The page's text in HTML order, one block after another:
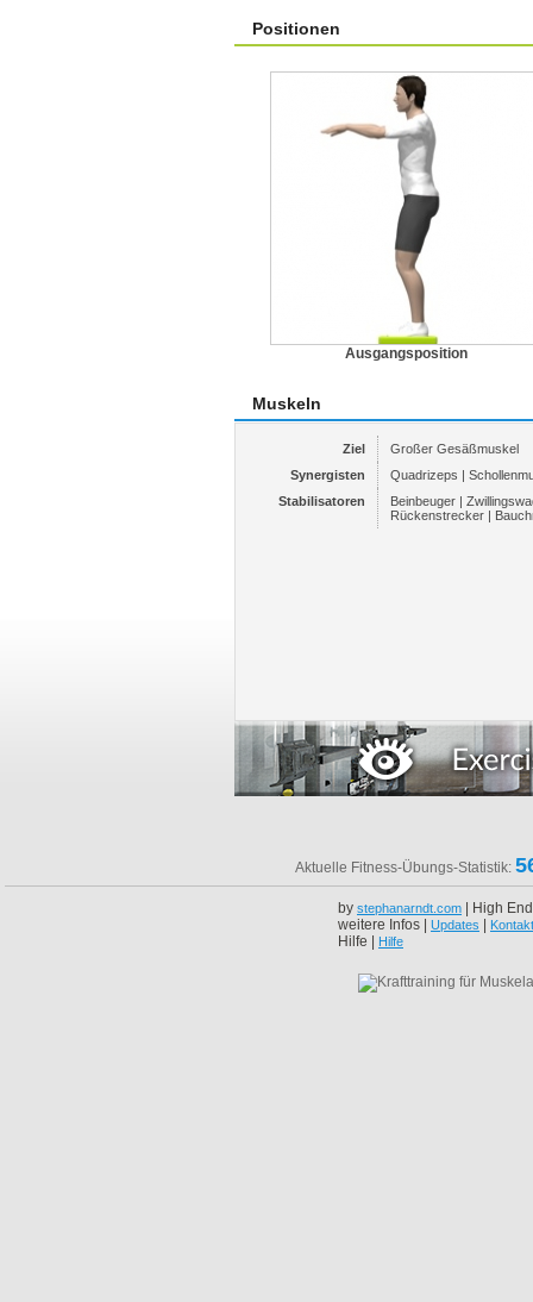
Positionen
Ausgangsposition
Muskeln
Ziel
Großer Gesäßmuskel
Synergisten
Quadrizeps |
Stabilisatoren
Beinbeuger |
Rückenstrecker |
Aktuelle Fitness-Übungs-Statistik:
by stephanarndt.com | High
weitere Infos | Updates Kontakt
Hilfe | Hilfe